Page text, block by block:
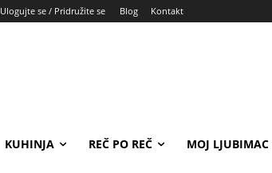
Ulogujte se / Pridružite se Blog Kontakt
KUHINJA REČ PO REČ MOJ LJUBIMAC